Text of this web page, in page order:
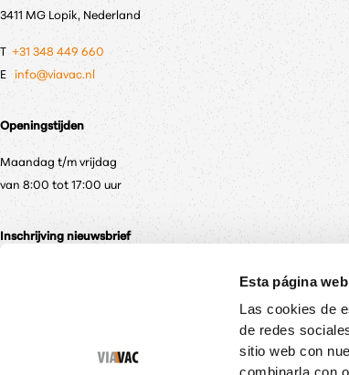
Esta página
Las cookies de
de redes
sitio web con
3411 MG Lopik, Nederland
+31 348 449 660
E info@viavac.nl
Openingstijden
Maandag t/m vrijdag
van 8:00 tot 17:00 uur
Inschrijving nieuwsbrief
Meld je aan voor onze nieuwsbrief zodat je altijd als eerste op